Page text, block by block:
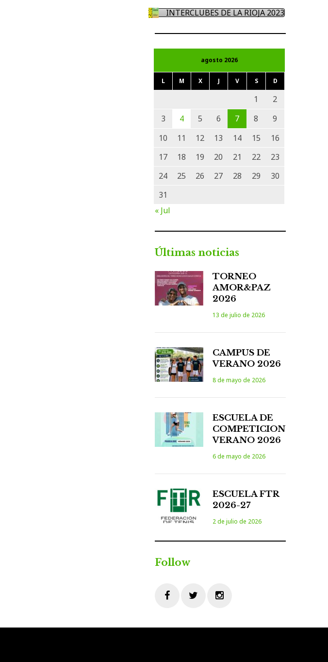
INTERCLUBES DE LA RIOJA 2023
agosto 2026
L M X J V S D
1
2
3
4 5 6 7 8
9
10
11 12 13 14 15
16
17
18 19 20 21 22
23
24
25 26 27 28 29
30
31
« Jul
Últimas noticias
TORNEO
AMOR&PAZ
2026
13 de julio de 2026
CAMPUS DE
VERANO 2026
8 de mayo de 2026
ESCUELA DE
COMPETICION
VERANO 2026
6 de mayo de 2026
ESCUELA FTR
2026-27
2 de julio de 2026
Follow